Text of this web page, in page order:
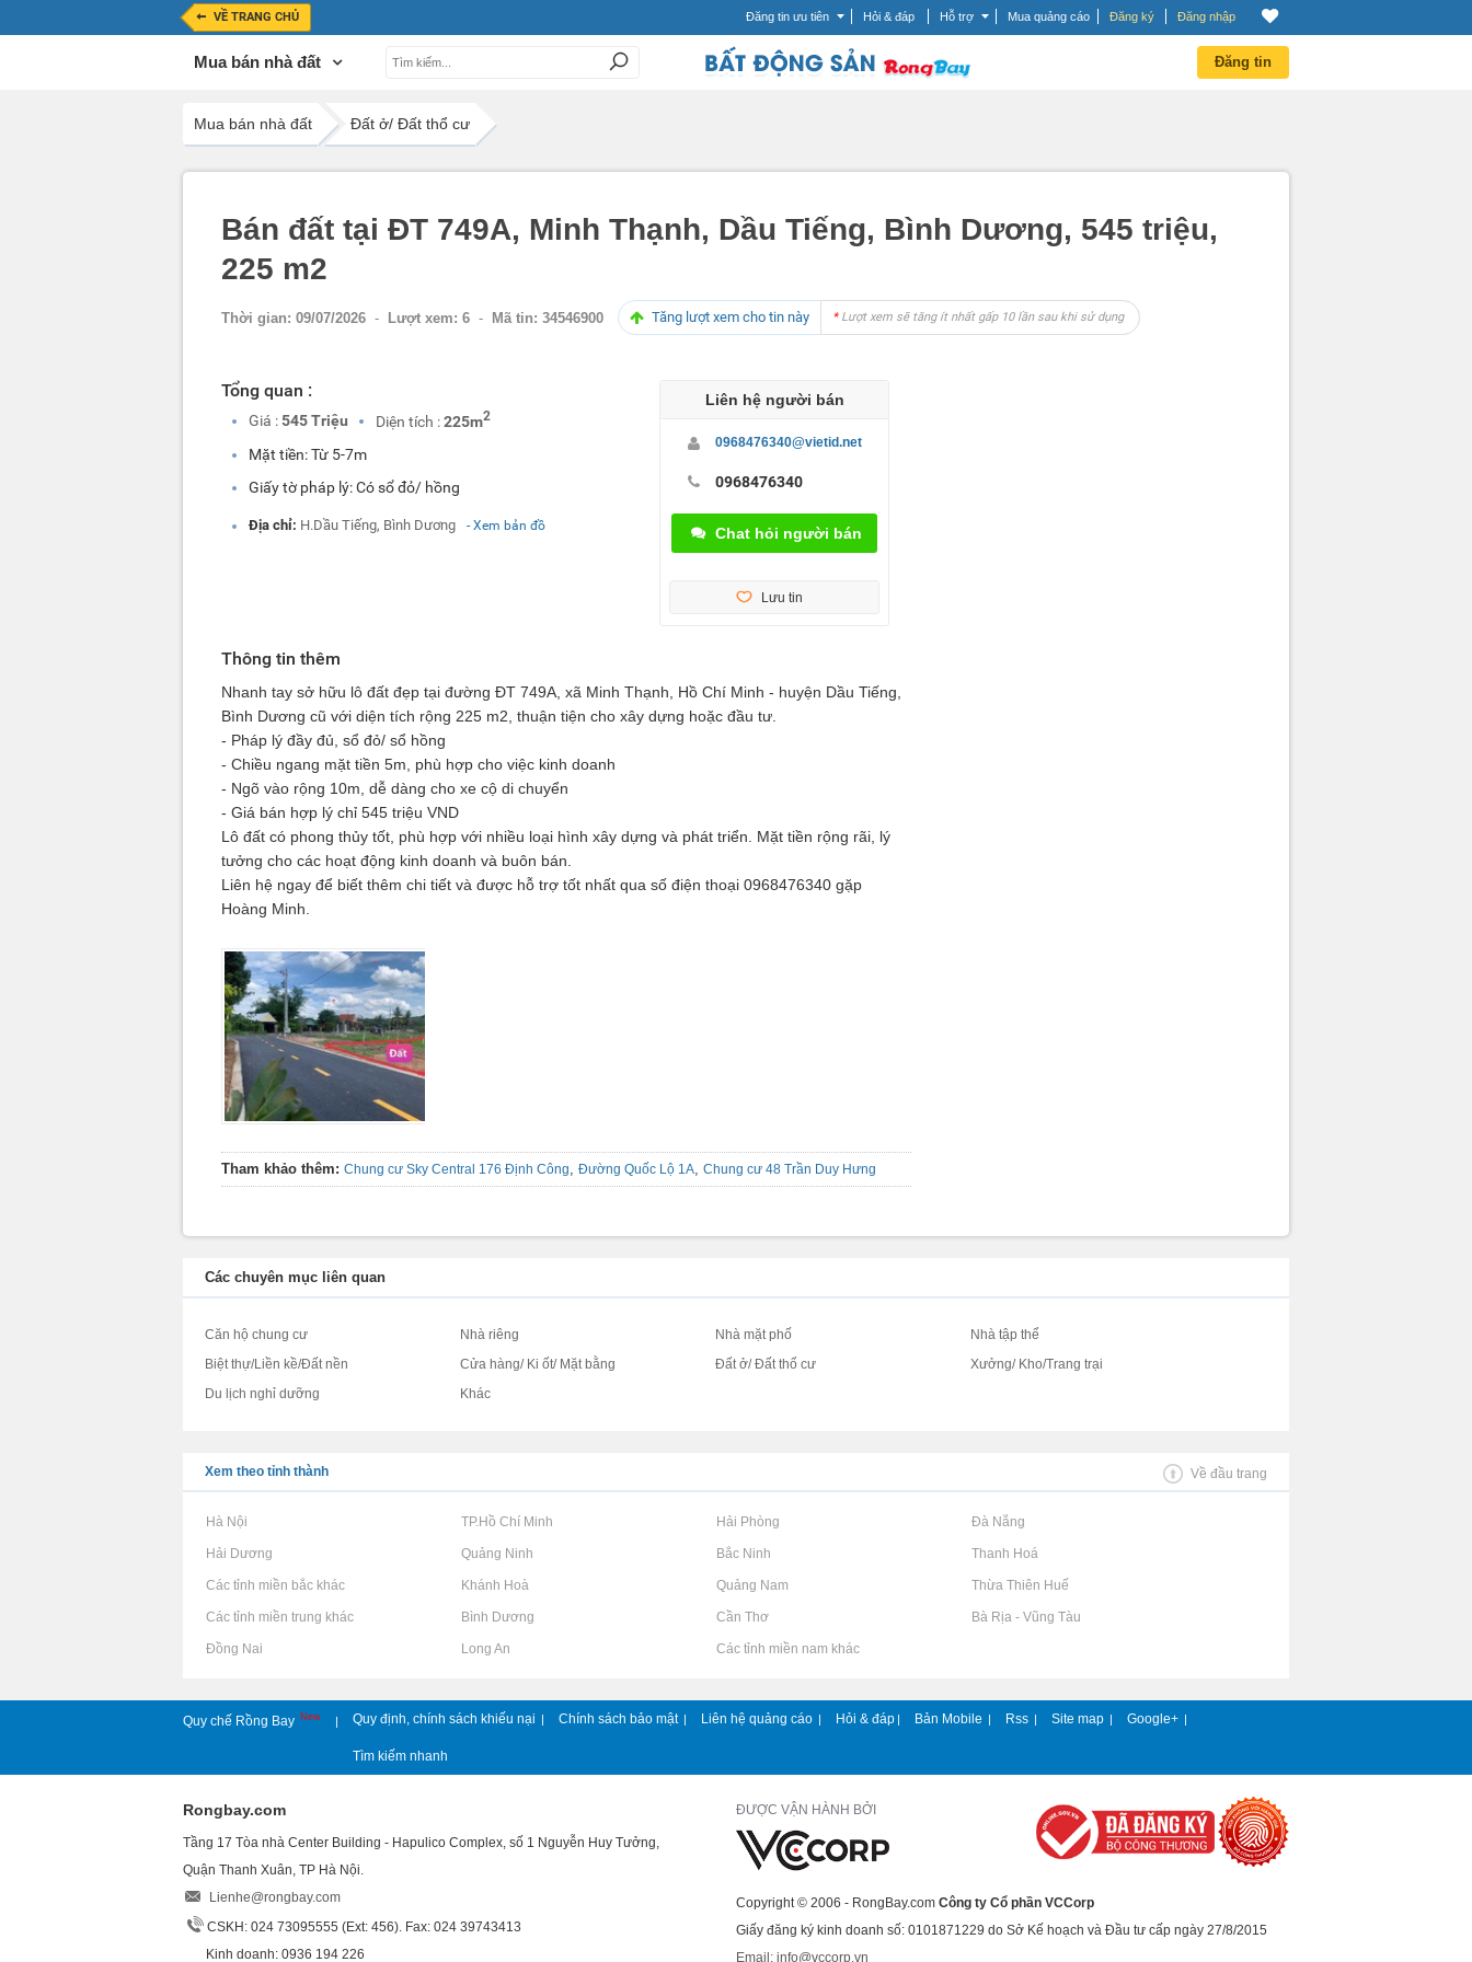
VỀ TRANG CHỦ Đăng tin ưu tiên Hỏi & đáp Hỗ trợ Mua quảng cáo Đăng ký Đăng nhập
Mua bán nhà đất Đăng tin
Mua bán nhà đất Đất ở/ Đất thổ cư
Bán đất tại ĐT 749A, Minh Thạnh, Dầu Tiếng, Bình Dương, 545 triệu,
225 m2
Thời gian: 09/07/2026 - Lượt xem: 6 - Mã tin: 34546900 Tăng lượt xem cho tin này *Lượt xem sẽ tăng ít nhất gấp 10 lần sau khi sử dụng
Tổng quan :
Giá :545 Triệu Diện tích :225m2
Mặt tiền: Từ 5-7m
Giấy tờ pháp lý: Có sổ đỏ/ hồng
Địa chỉ: H.Dầu Tiếng, Bình Dương - Xem bản đồ
Liên hệ người bán
0968476340@vietid.net
0968476340
Chat hỏi người bán
Lưu tin
Thông tin thêm
Nhanh tay sở hữu lô đất đẹp tại đường ĐT 749A, xã Minh Thạnh, Hồ Chí Minh - huyện Dầu Tiếng,
Bình Dương cũ với diện tích rộng 225 m2, thuận tiện cho xây dựng hoặc đầu tư.
- Pháp lý đầy đủ, sổ đỏ/ sổ hồng
- Chiều ngang mặt tiền 5m, phù hợp cho việc kinh doanh
- Ngõ vào rộng 10m, dễ dàng cho xe cộ di chuyển
- Giá bán hợp lý chỉ 545 triệu VND
Lô đất có phong thủy tốt, phù hợp với nhiều loại hình xây dựng và phát triển. Mặt tiền rộng rãi, lý
tưởng cho các hoạt động kinh doanh và buôn bán.
Liên hệ ngay để biết thêm chi tiết và được hỗ trợ tốt nhất qua số điện thoại 0968476340 gặp
Hoàng Minh.
Tham khảo thêm: Chung cư Sky Central 176 Định Công, Đường Quốc Lộ 1A, Chung cư 48 Trần Duy Hưng
Các chuyên mục liên quan
Căn hộ chung cư Nhà riêng Nhà mặt phố
Nhà tập thể
Biệt thự/Liền kề/Đất nền
Cửa hàng/ Ki ốt/ Mặt bằng Đất ở/ Đất thổ cư
Xưởng/ Kho/Trang trại
Du lịch nghỉ dưỡng
Khác
Xem theo tỉnh thành Về đầu trang
Rao vặt tại Hà Nội Rao vặt tại TP.Hồ Chí Minh Rao vặt tại Hải Phòng Rao vặt tại Đà Nẵng
Rao vặt tại Hải Dương Rao vặt tại Quảng Ninh Rao vặt tại Bắc Ninh Rao vặt tại Thanh Hoá
Rao vặt tại Các tỉnh miền bắc khác Rao vặt tại Khánh Hoà Rao vặt tại Quảng Nam Rao vặt tại Thừa Thiên Huế
Rao vặt tại Các tỉnh miền trung khác Rao vặt tại Bình Dương Rao vặt tại Cần Thơ Rao vặt tại Bà Rịa - Vũng Tàu
Rao vặt tại Đồng Nai Rao vặt tại Long An Rao vặt tại Các tỉnh miền nam khác
Quy chế Rồng Bay New | Quy định, chính sách khiếu nại | Chính sách bảo mật | Liên hệ quảng cáo | Hỏi & đáp | Bản Mobile | Rss | Site map | Google+ |
Tìm kiếm nhanh
Rongbay.com
Tầng 17 Tòa nhà Center Building - Hapulico Complex, số 1 Nguyễn Huy Tưởng,
Quận Thanh Xuân, TP Hà Nội.
Lienhe@rongbay.com
CSKH: 024 73095555 (Ext: 456). Fax: 024 39743413
Kinh doanh: 0936 194 226
ĐƯỢC VẬN HÀNH BỞI
Copyright © 2006 - RongBay.com Công ty Cổ phần VCCorp
Giấy đăng ký kinh doanh số: 0101871229 do Sở Kế hoạch và Đầu tư cấp ngày 27/8/2015
Email: info@vccorp.vn